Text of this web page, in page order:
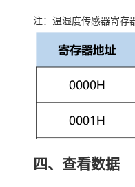
注：温湿度传感器寄存
四、查看数据